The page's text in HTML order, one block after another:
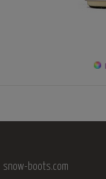
snow-boots.com